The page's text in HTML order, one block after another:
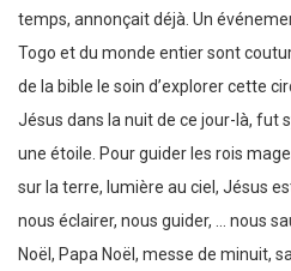
temps, annonçait déjà. Un
Togo et du monde entier sont
de la bible le soin d’explorer cette
Jésus dans la nuit de ce jour-là, fut
une étoile. Pour guider les rois
sur la terre, lumière au ciel, Jésus
nous éclairer, nous guider, … nous
Noël, Papa Noël, messe de minuit,